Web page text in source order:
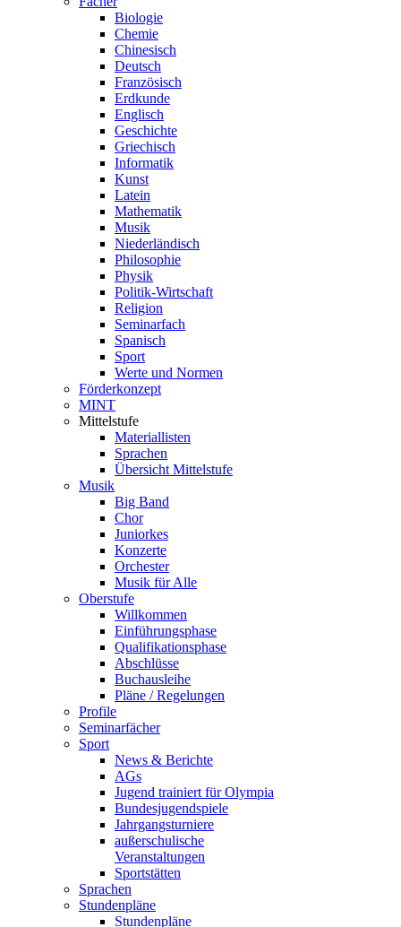
Biologie
Chemie
Chinesisch
Deutsch
Französisch
Erdkunde
Englisch
Geschichte
Griechisch
Informatik
Kunst
Latein
Mathematik
Musik
Niederländisch
Philosophie
Physik
Politik-Wirtschaft
Religion
Seminarfach
Spanisch
Sport
Werte und Normen
Förderkonzept
MINT
Mittelstufe
Materiallisten
Sprachen
Übersicht Mittelstufe
Musik
Big Band
Chor
Juniorkes
Konzerte
Orchester
Musik für Alle
Oberstufe
Willkommen
Einführungsphase
Qualifikationsphase
Abschlüsse
Buchausleihe
Pläne / Regelungen
Profile
Seminarfächer
Sport
News & Berichte
AGs
Jugend trainiert für Olympia
Bundesjugendspiele
Jahrgangsturniere
außerschulische
Veranstaltungen
Sportstätten
Sprachen
Stundenpläne
Stundenpläne